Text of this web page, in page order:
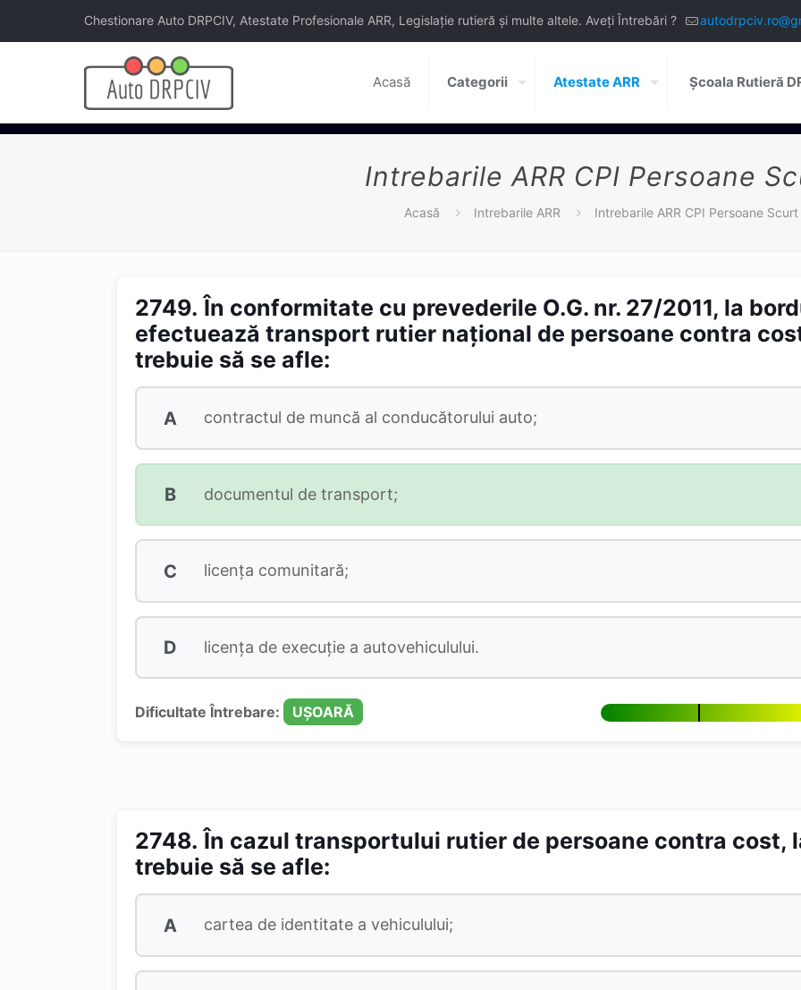
Chestionare Auto DRPCIV, Atestate Profesionale ARR, Legislație rutieră și multe altele. Aveți Întrebări ?
Acasă Categorii Atestate ARR Școala Rutieră
Intrebarile ARR CPI Persoane
Acasă Intrebarile ARR Intrebarile ARR CPI Persoane Scurt
2749. În conformitate cu prevederile O.G. nr. 27/2011, la
efectuează transport rutier naţional de persoane contra
trebuie să se afle:
A contractul de muncă al conducătorului auto;
B documentul de transport;
C licenţa comunitară;
D licenţa de execuţie a autovehiculului.
Dificultate Întrebare: UȘOARĂ
2748. În cazul transportului rutier de persoane contra cost,
trebuie să se afle:
A cartea de identitate a vehiculului;